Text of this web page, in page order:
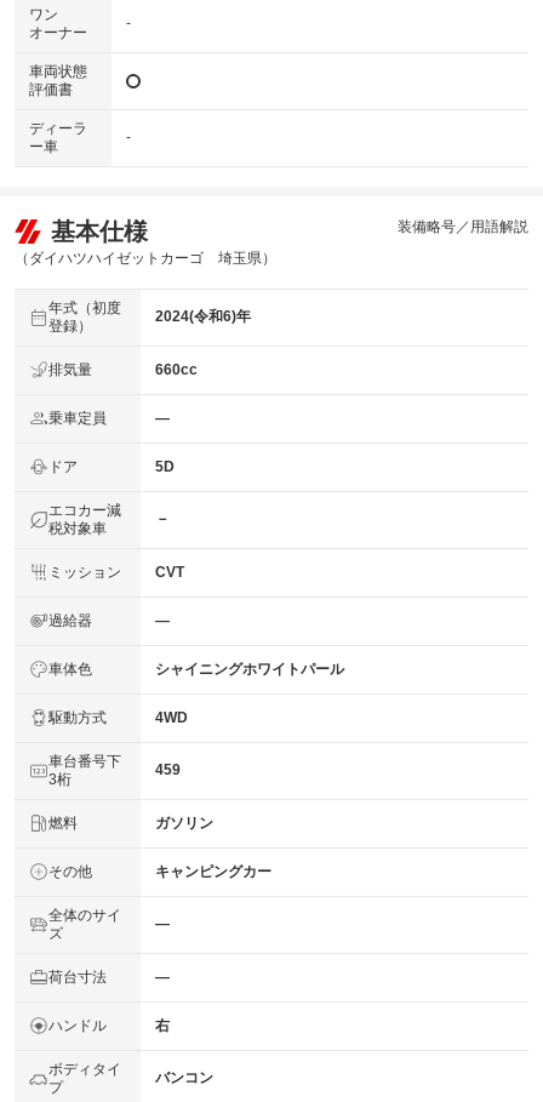
ワン
オーナー
-
車両状態
評価書
ディーラ
ー車
-
基本仕様
（ダイハツハイゼットカーゴ 埼玉県）
装備略号／用語解説
年式（初度
登録）
2024(令和6)年
排気量 660cc
乗車定員 ―
ドア 5D
エコカー減
税対象車
－
ミッション CVT
過給器 ―
車体色 シャイニングホワイトパール
駆動方式 4WD
車台番号下
3桁
459
燃料 ガソリン
その他 キャンピングカー
全体のサイ
ズ
―
荷台寸法 ―
ハンドル 右
ボディタイ
プ
バンコン